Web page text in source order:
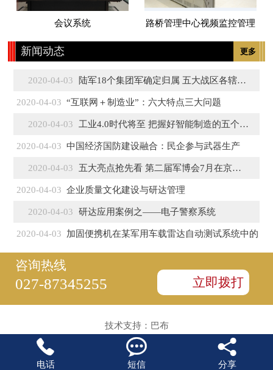
会议系统 路桥管理中心视频监控管理
更多
新闻动态
2020-04-03 陆军18个集团军确定归属 五大战区各辖3至5个
2020-04-03 “互联网＋制造业”：六大特点三大问题
2020-04-03 工业4.0时代将至 把握好智能制造的五个特征
2020-04-03 中国经济国防建设融合：民企参与武器生产
2020-04-03 五大亮点抢先看 第二届军博会7月在京盛大开幕
2020-04-03 企业质量文化建设与研达管理
2020-04-03 研达应用案例之——电子警察系统
2020-04-03 加固便携机在某军用车载雷达自动测试系统中的
咨询热线
027-87345255 立即拨打
技术支持： 巴布

电话

短信

分享